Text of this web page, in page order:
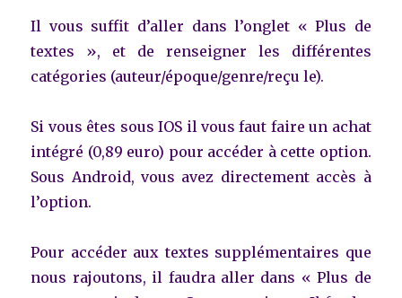
Il vous suffit d’aller dans l’onglet « Plus de
textes », et de renseigner les différentes
catégories (auteur/époque/genre/reçu le).
Si vous êtes sous IOS il vous faut faire un achat
intégré (0,89 euro) pour accéder à cette option.
Sous Android, vous avez directement accès à
l’option.
Pour accéder aux textes supplémentaires que
nous rajoutons, il faudra aller dans « Plus de